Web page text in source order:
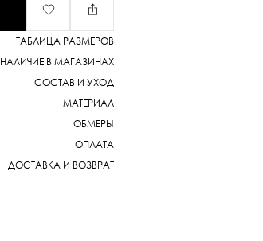
ТАБЛИЦА РАЗМЕРОВ
НАЛИЧИЕ В МАГАЗИНАХ
СОСТАВ И УХОД
МАТЕРИАЛ
ОБМЕРЫ
ОПЛАТА
ДОСТАВКА И ВОЗВРАТ